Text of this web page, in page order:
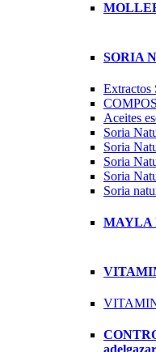
SORIA
Extractos
Aceites
Soria
Soria
Soria
Soria
Soria
MAYLA